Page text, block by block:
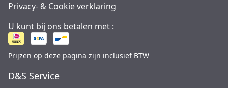
Privacy- & Cookie verklaring
U kunt bij ons betalen met :
Prijzen op deze pagina zijn inclusief BTW
D&S Service